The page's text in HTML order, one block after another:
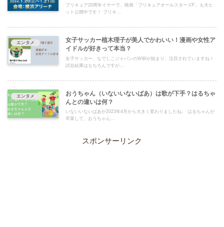
プリキュア20周年イヤーで、映画「プリキュアオールスターズF」も大ヒ
ット公開中です！ プリキ...
エンタメ
女子サッカー植木理子が美人でかわいい！漫画や女性ア
イドルが好きって本当？
女子サッカー、なでしこジャパンのW杯が始まり、注目されていますね！
試合結果はもちろんですが...
エンタメ
おうちゃん（いないいないばあ）は歌が下手？はるちゃ
んとの違いは何？
いないいないばあが2023年4月から大きく変わりましたね。 はるちゃんが
卒業して、おうちゃん...
スポンサーリンク